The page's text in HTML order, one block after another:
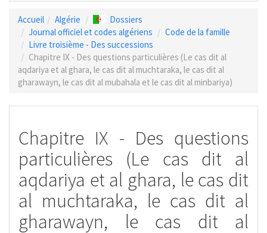
Accueil Algérie
Dossiers
Journal officiel et codes algériens
Code de la famille
Livre troisième - Des successions
Chapitre IX - Des questions particulières (Le cas dit al
aqdariya et al ghara, le cas dit al muchtaraka, le cas dit al
gharawayn, le cas dit al mubahala et le cas dit al minbariya)
Chapitre IX - Des questions
particulières (Le cas dit al
aqdariya et al ghara, le cas dit
al muchtaraka, le cas dit al
gharawayn, le cas dit al